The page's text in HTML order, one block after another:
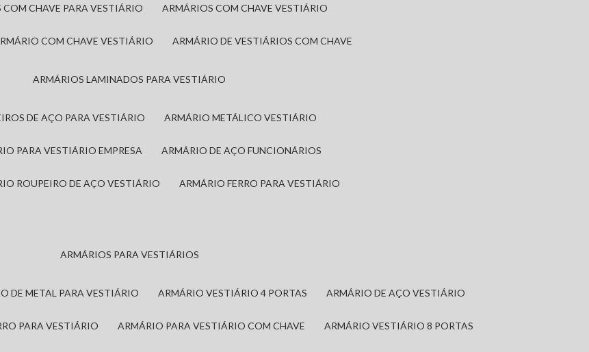
COM CHAVE PARA VESTIÁRIO ARMÁRIOS COM CHAVE VESTIÁRIO
ARMÁRIO COM CHAVE VESTIÁRIO ARMÁRIO DE VESTIÁRIOS COM CHAVE
ARMÁRIOS LAMINADOS PARA VESTIÁRIO
DE AÇO PARA VESTIÁRIO ARMÁRIO METÁLICO VESTIÁRIO
PARA VESTIÁRIO EMPRESA ARMÁRIO DE AÇO FUNCIONÁRIOS
ROUPEIRO DE AÇO VESTIÁRIO ARMÁRIO FERRO PARA VESTIÁRIO
ARMÁRIOS PARA VESTIÁRIOS
DE METAL PARA VESTIÁRIO ARMÁRIO VESTIÁRIO 4 PORTAS ARMÁRIO DE AÇO VESTIÁRIO
PARA VESTIÁRIO ARMÁRIO PARA VESTIÁRIO COM CHAVE ARMÁRIO VESTIÁRIO 8 PORTAS